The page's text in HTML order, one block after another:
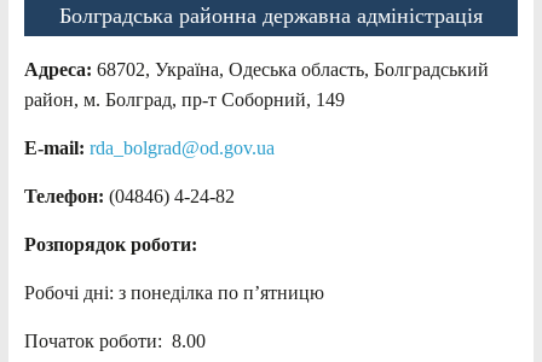
Болградська районна державна адміністрація
Адреса: 68702, Україна, Одеська область, Болградський
район, м. Болград, пр-т Соборний, 149
E-mail: rda_bolgrad@od.gov.ua
Телефон: (04846) 4-24-82
Розпорядок роботи:
Робочі дні: з понеділка по п’ятницю
Початок роботи: 8.00